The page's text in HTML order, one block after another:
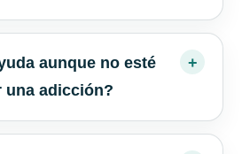
aunque no esté
una adicción?